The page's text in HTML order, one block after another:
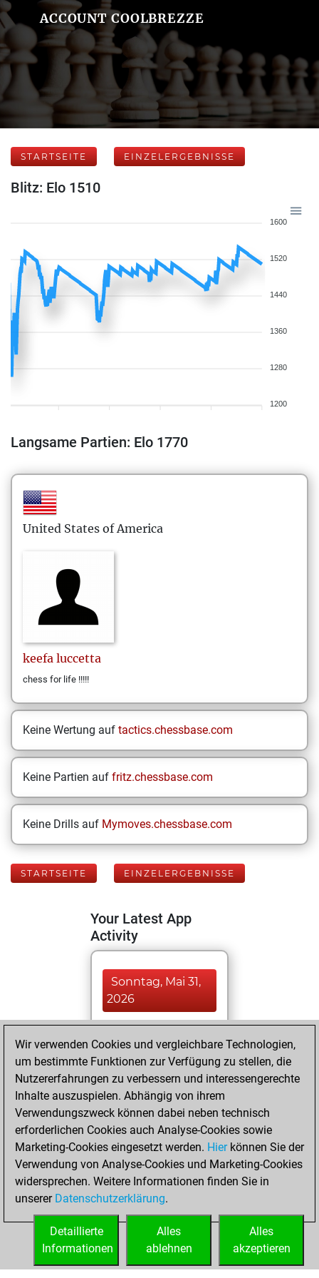
ACCOUNT COOLBREZZE
STARTSEITE EINZELERGEBNISSE
Blitz: Elo 1510
1600
1520
1440
1360
1280
1200
Langsame Partien: Elo 1770
United States of America
keefa luccetta
chess for life !!!!!
Keine Wertung auf tactics.chessbase.com
Keine Partien auf fritz.chessbase.com
Keine Drills auf Mymoves.chessbase.com
STARTSEITE EINZELERGEBNISSE
Your Latest App
Activity
Sonntag, Mai 31,
2026
You played 390
blitz games
Play
You scored +63
=2 -325 in blitz
Montag, Juni 15,
2020
You played 10
slow games
Play
You scored +6
=1 -3 in slow games
Wir verwenden Cookies und vergleichbare Technologien,
um bestimmte Funktionen zur Verfügung zu stellen, die
Nutzererfahrungen zu verbessern und interessengerechte
Inhalte auszuspielen. Abhängig von ihrem
Verwendungszweck können dabei neben technisch
erforderlichen Cookies auch Analyse-Cookies sowie
Marketing-Cookies eingesetzt werden. Hierkönnen Sie der
Verwendung von Analyse-Cookies und Marketing-Cookies
widersprechen. Weitere Informationen finden Sie in
unserer Datenschutzerklärung.
Alles
akzeptieren
Alles
ablehnen
Detaillierte
Informationen